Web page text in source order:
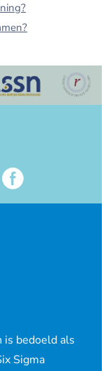
is bedoeld als
Sigma